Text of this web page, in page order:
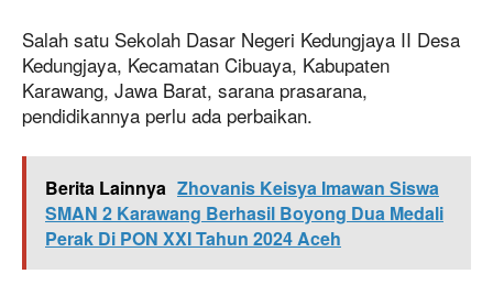
Salah satu Sekolah Dasar Negeri Kedungjaya II Desa
Kedungjaya, Kecamatan Cibuaya, Kabupaten
Karawang, Jawa Barat, sarana prasarana,
pendidikannya perlu ada perbaikan.
Berita Lainnya Zhovanis Keisya Imawan Siswa
SMAN 2 Karawang Berhasil Boyong Dua Medali
Perak Di PON XXI Tahun 2024 Aceh